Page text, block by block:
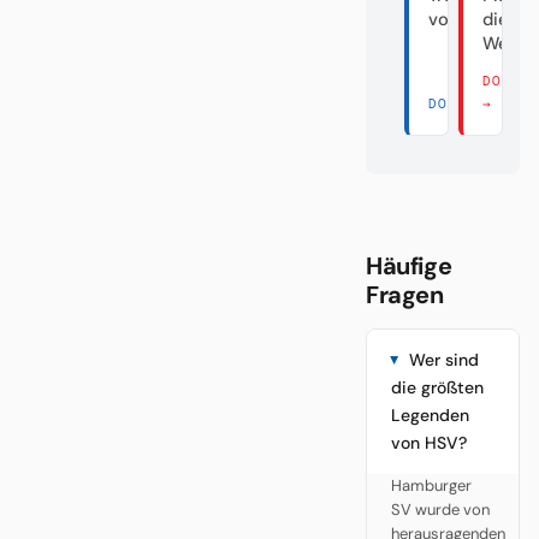
vom Dorf
DORT LESEN
die
DORT
→
Häufige
Fragen
Wer sind
die größten
Legenden
von HSV?
Hamburger
SV wurde von
herausragenden